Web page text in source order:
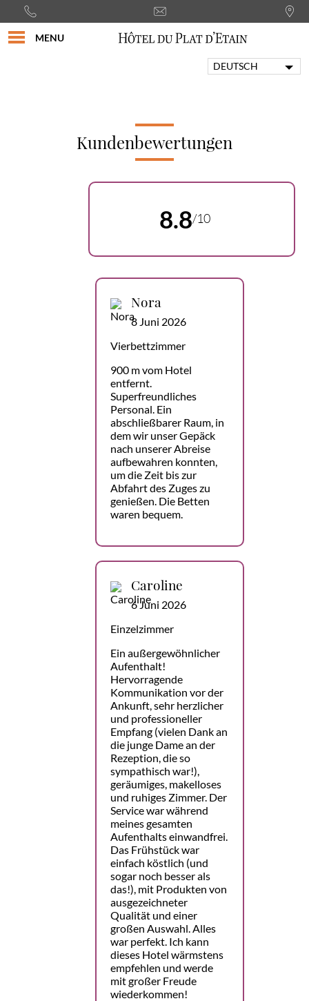
MENU
DEUTSCH
ITALIANO
ESPAÑOL
Kundenbewertungen
8.8/10
Nora
8 Juni 2026
Vierbettzimmer
900 m vom Hotel
entfernt.
Superfreundliches
Personal. Ein
abschließbarer Raum, in
dem wir unser Gepäck
nach unserer Abreise
aufbewahren konnten,
um die Zeit bis zur
Abfahrt des Zuges zu
genießen. Die Betten
waren bequem.
Caroline
6 Juni 2026
Einzelzimmer
Ein außergewöhnlicher
Aufenthalt!
Hervorragende
Kommunikation vor der
Ankunft, sehr herzlicher
und professioneller
Empfang (vielen Dank an
die junge Dame an der
Rezeption, die so
sympathisch war!),
geräumiges, makelloses
und ruhiges Zimmer. Der
Service war während
meines gesamten
Aufenthalts einwandfrei.
Das Frühstück war
einfach köstlich (und
sogar noch besser als
das!), mit Produkten von
ausgezeichneter
Qualität und einer
großen Auswahl. Alles
war perfekt. Ich kann
dieses Hotel wärmstens
empfehlen und werde
mit großer Freude
wiederkommen!